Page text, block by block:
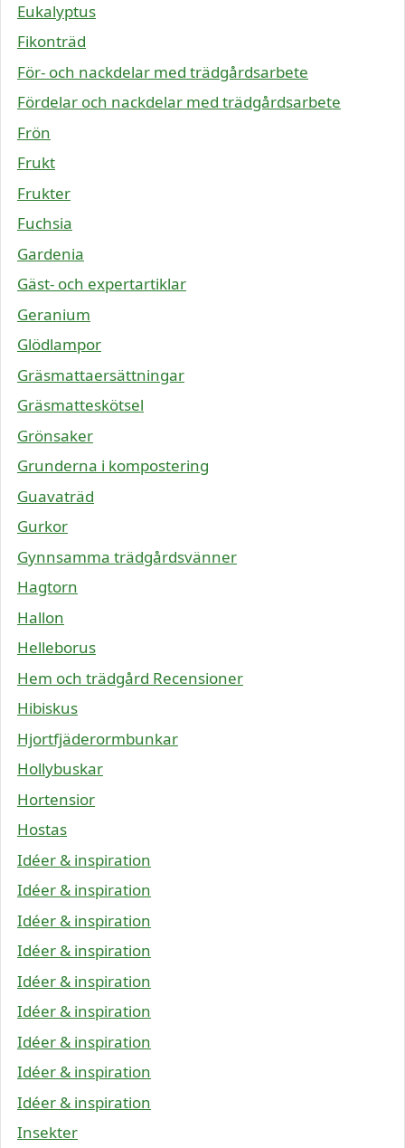
Eukalyptus
Fikonträd
För- och nackdelar med trädgårdsarbete
Fördelar och nackdelar med trädgårdsarbete
Frön
Frukt
Frukter
Fuchsia
Gardenia
Gäst- och expertartiklar
Geranium
Glödlampor
Gräsmattaersättningar
Gräsmatteskötsel
Grönsaker
Grunderna i kompostering
Guavaträd
Gurkor
Gynnsamma trädgårdsvänner
Hagtorn
Hallon
Helleborus
Hem och trädgård Recensioner
Hibiskus
Hjortfjäderormbunkar
Hollybuskar
Hortensior
Hostas
Idéer & inspiration
Idéer & inspiration
Idéer & inspiration
Idéer & inspiration
Idéer & inspiration
Idéer & inspiration
Idéer & inspiration
Idéer & inspiration
Idéer & inspiration
Insekter